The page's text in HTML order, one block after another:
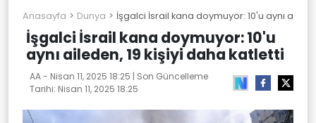
Anasayfa Dunya İşgalci İsrail kana doymuyor: 10'u aynı
İşgalci İsrail kana doymuyor: 10'u
aynı aileden, 19 kişiyi daha katletti
AA - Nisan 11, 2025 18:25 | Son Güncelleme
Tarihi: Nisan 11, 2025 18:25